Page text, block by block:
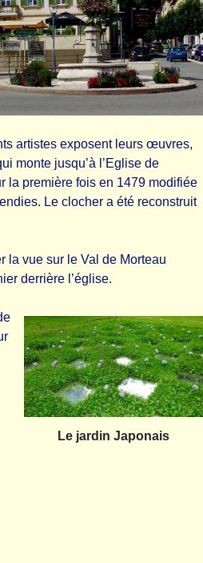
artistes exposent leurs œuvres,
monte jusqu’à l’Eglise de
la première fois en 1479 modifiée
Le clocher a été reconstruit
la vue sur le Val de Morteau
derrière l’église.
Le jardin Japonais